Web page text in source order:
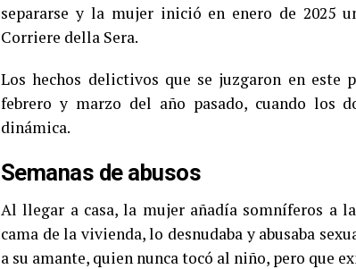
separarse y la mujer inició en enero de 2025
Corriere della Sera.
Los hechos delictivos que se juzgaron en este
febrero y marzo del año pasado, cuando los
dinámica.
Semanas de abusos
Al llegar a casa, la mujer añadía somníferos a
cama de la vivienda, lo desnudaba y abusaba
a su amante, quien nunca tocó al niño, pero que